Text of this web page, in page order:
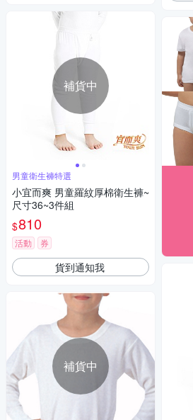
補貨中
男童衛生褲特選
小宜而爽 男童羅紋厚棉衛生褲~
尺寸36~3件組
$810
活動 券
貨到通知我
補貨中